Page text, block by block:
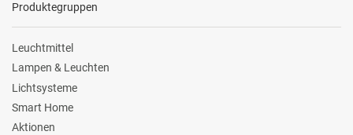
Produktegruppen
Leuchtmittel
Lampen & Leuchten
Lichtsysteme
Smart Home
Aktionen